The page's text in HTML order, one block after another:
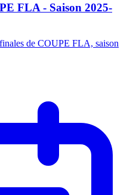
FLA - Saison 2025-
de COUPE FLA, saison